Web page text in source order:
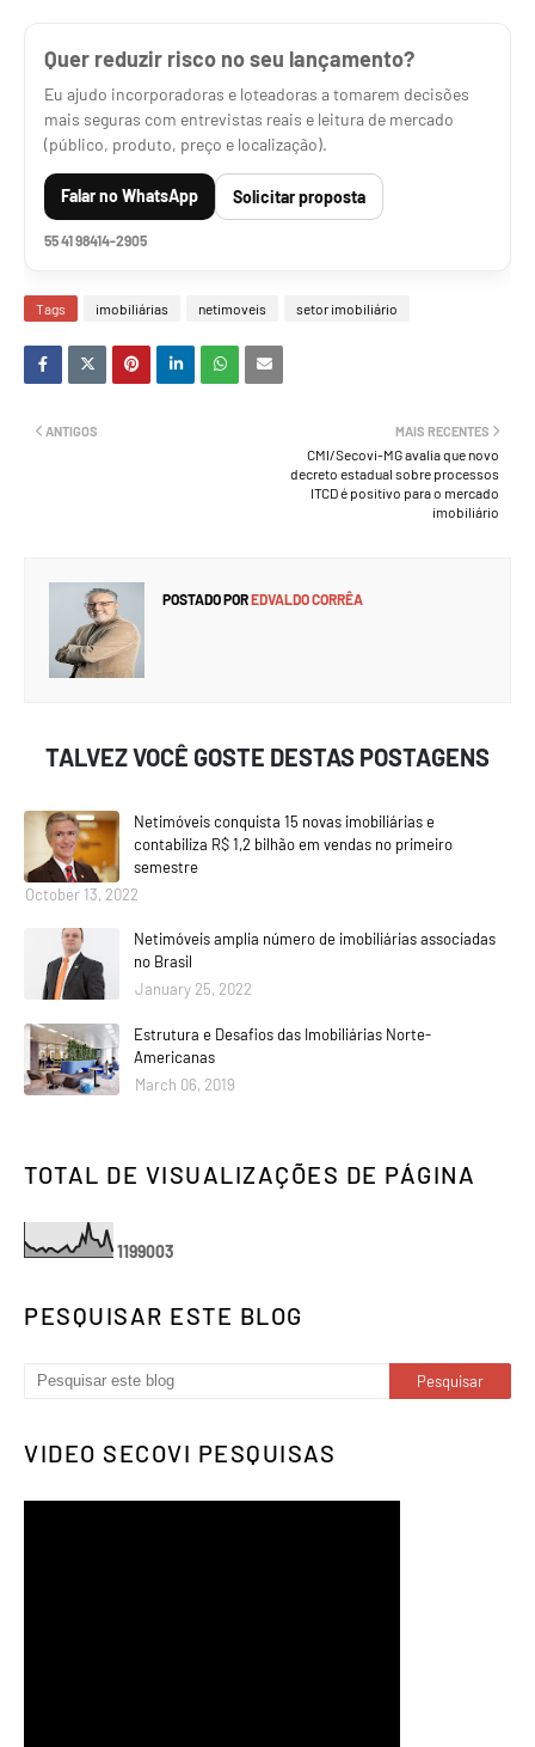
Quer reduzir risco no seu lançamento?
Eu ajudo incorporadoras e loteadoras a tomarem decisões
mais seguras com entrevistas reais e leitura de mercado
(público, produto, preço e localização).
Falar no WhatsApp Solicitar proposta
55 41 98414-2905
Tags imobiliárias netimoveis setor imobiliário
MAIS RECENTES
CMI/Secovi-MG avalia que novo
decreto estadual sobre processos
ITCD é positivo para o mercado
imobiliário
ANTIGOS
POSTADO POREDVALDO CORRÊA
TALVEZ VOCÊ GOSTE DESTAS POSTAGENS
Netimóveis conquista 15 novas imobiliárias e
contabiliza R$ 1,2 bilhão em vendas no primeiro
semestre
October 13, 2022
Netimóveis amplia número de imobiliárias associadas
no Brasil
January 25, 2022
Estrutura e Desafios das Imobiliárias Norte-
Americanas
March 06, 2019
TOTAL DE VISUALIZAÇÕES DE PÁGINA
1199003
PESQUISAR ESTE BLOG
VIDEO SECOVI PESQUISAS